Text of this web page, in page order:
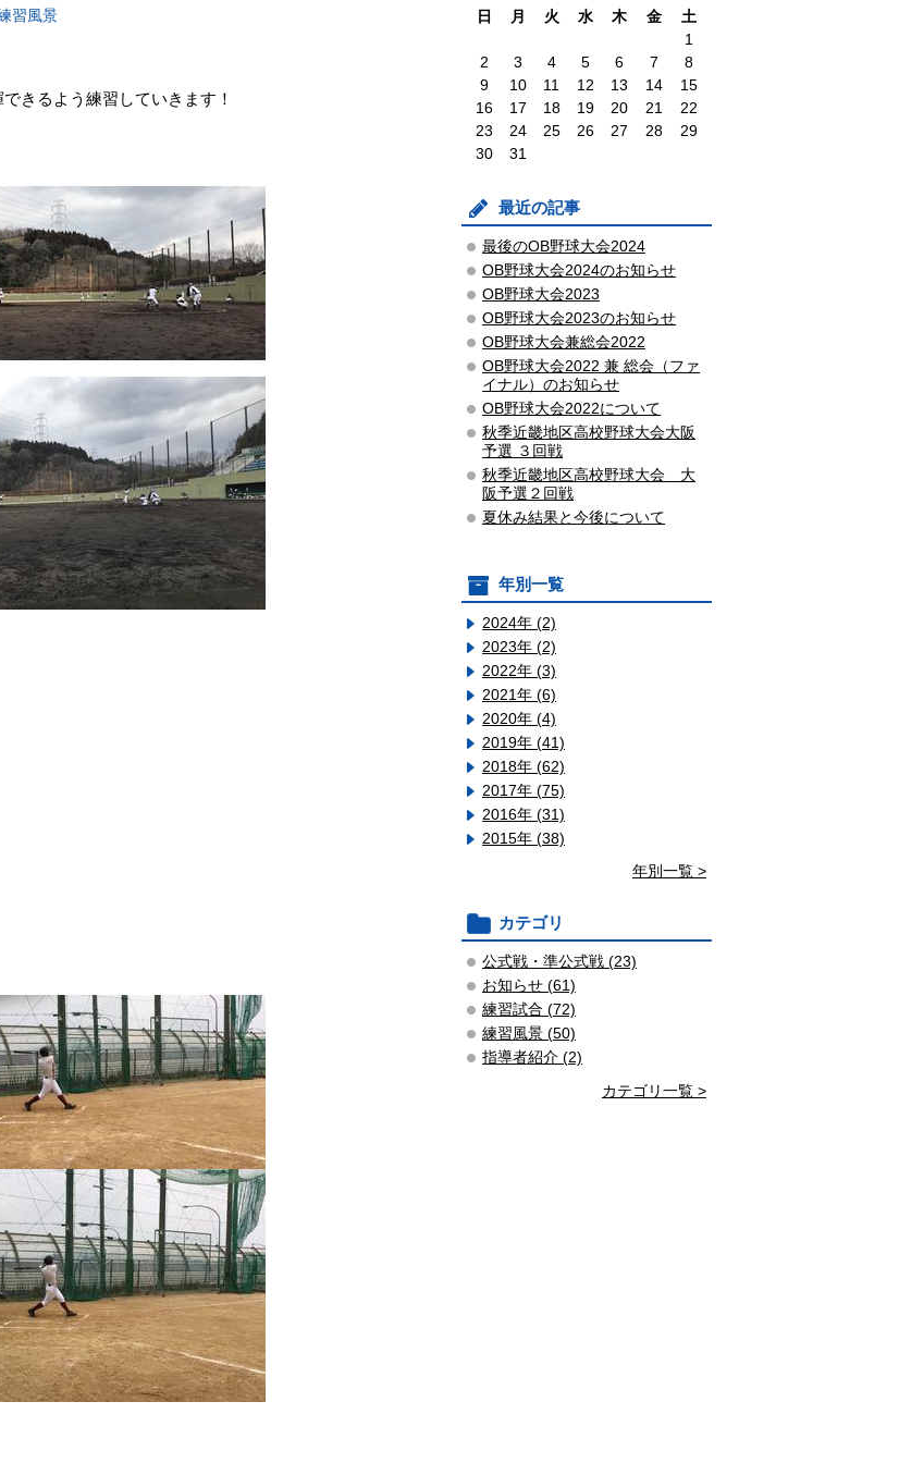
習風景
きるよう練習していきます！
日 月 火 水 木 金
土
1
2
3 4 5 6 7
8
9
10 11 12 13 14
15
16
17 18 19 20 21
22
23
24 25 26 27 28
29
30
31
最近の記事
最後のOB野球大会2024
OB野球大会2024のお知らせ
OB野球大会2023
OB野球大会2023のお知らせ
OB野球大会兼総会2022
OB野球大会2022 兼 総会（ファ
イナル）のお知らせ
OB野球大会2022について
秋季近畿地区高校野球大会大阪
予選 ３回戦
秋季近畿地区高校野球大会 大
阪予選２回戦
夏休み結果と今後について
年別一覧
2024年 (2)
2023年 (2)
2022年 (3)
2021年 (6)
2020年 (4)
2019年 (41)
2018年 (62)
2017年 (75)
2016年 (31)
2015年 (38)
年別一覧 >
カテゴリ
公式戦・準公式戦 (23)
お知らせ (61)
練習試合 (72)
練習風景 (50)
指導者紹介 (2)
カテゴリ一覧 >